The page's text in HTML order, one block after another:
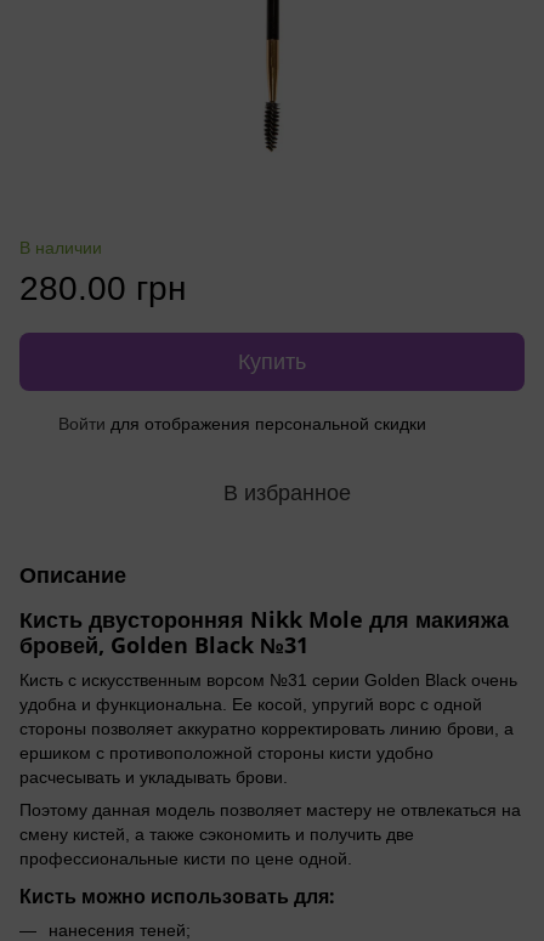
В наличии
280.00 грн
Купить
Войти для отображения персональной скидки
В избранное
Описание
Кисть двусторонняя Nikk Mole для макияжа
бровей, Golden Black №31
Кисть с искусственным ворсом №31 серии Golden Black очень
удобна и функциональна. Ее косой, упругий ворс с одной
стороны позволяет аккуратно корректировать линию брови, а
ершиком с противоположной стороны кисти удобно
расчесывать и укладывать брови.
Поэтому данная модель позволяет мастеру не отвлекаться на
смену кистей, а также сэкономить и получить две
профессиональные кисти по цене одной.
Кисть можно использовать для:
нанесения теней;